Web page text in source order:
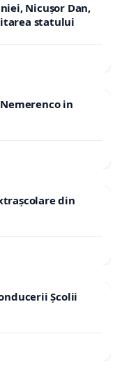
Nicușor Dan,
statului
in
din
Școlii